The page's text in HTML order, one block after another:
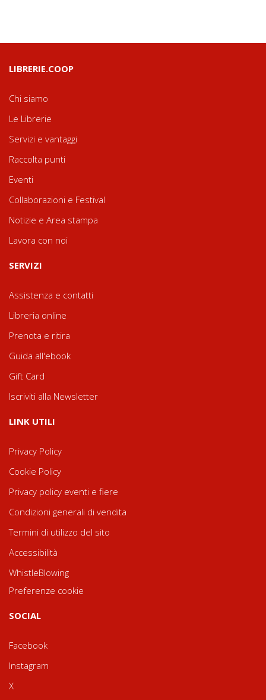
LIBRERIE.COOP
Chi siamo
Le Librerie
Servizi e vantaggi
Raccolta punti
Eventi
Collaborazioni e Festival
Notizie e Area stampa
Lavora con noi
SERVIZI
Assistenza e contatti
Libreria online
Prenota e ritira
Guida all'ebook
Gift Card
Iscriviti alla Newsletter
LINK UTILI
Privacy Policy
Cookie Policy
Privacy policy eventi e fiere
Condizioni generali di vendita
Termini di utilizzo del sito
Accessibilità
WhistleBlowing
Preferenze cookie
SOCIAL
Facebook
Instagram
X